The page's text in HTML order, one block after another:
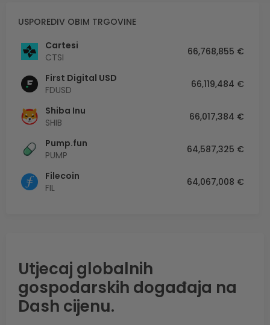
USPOREDIV OBIM TRGOVINE
Cartesi
CTSI
66,768,855 €
First Digital USD
FDUSD
66,119,484 €
Shiba Inu
SHIB
66,017,384 €
Pump.fun
PUMP
64,587,325 €
Filecoin
FIL
64,067,008 €
Utjecaj globalnih
gospodarskih događaja na
Dash cijenu.